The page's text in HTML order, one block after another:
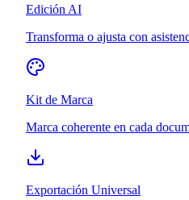
Edición AI
Transforma o ajusta con
Kit de Marca
Marca coherente en cada
Exportación Universal